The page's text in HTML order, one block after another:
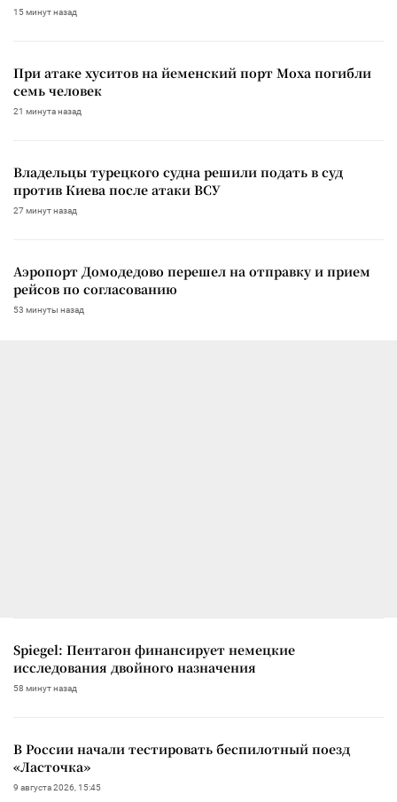
15 минут назад
При атаке хуситов на йеменский порт Моха погибли
семь человек
21 минута назад
Владельцы турецкого судна решили подать в суд
против Киева после атаки ВСУ
27 минут назад
Аэропорт Домодедово перешел на отправку и прием
рейсов по согласованию
53 минуты назад
Spiegel: Пентагон финансирует немецкие
исследования двойного назначения
58 минут назад
В России начали тестировать беспилотный поезд
«Ласточка»
9 августа 2026, 15:45